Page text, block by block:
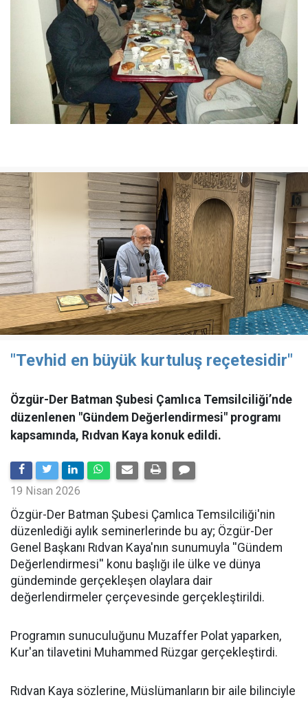
"Tevhid en büyük kurtuluş reçetesidir"
Özgür-Der Batman Şubesi Çamlıca Temsilciliği’nde
düzenlenen "Gündem Değerlendirmesi" programı
kapsamında, Rıdvan Kaya konuk edildi.
19 Nisan 2026
​Özgür-Der Batman Şubesi Çamlıca Temsilciliği'nin
düzenlediği aylık seminerlerinde bu ay; Özgür-Der
Genel Başkanı Rıdvan Kaya'nın sunumuyla ''Gündem
Değerlendirmesi'' konu başlığı ile ülke ve dünya
gündeminde gerçekleşen olaylara dair
değerlendirmeler çerçevesinde gerçekleştirildi.
Programın sunuculuğunu Muzaffer Polat yaparken,
Kur'an tilavetini Muhammed Rüzgar gerçekleştirdi.
Rıdvan Kaya sözlerine, Müslümanların bir aile bilinciyle